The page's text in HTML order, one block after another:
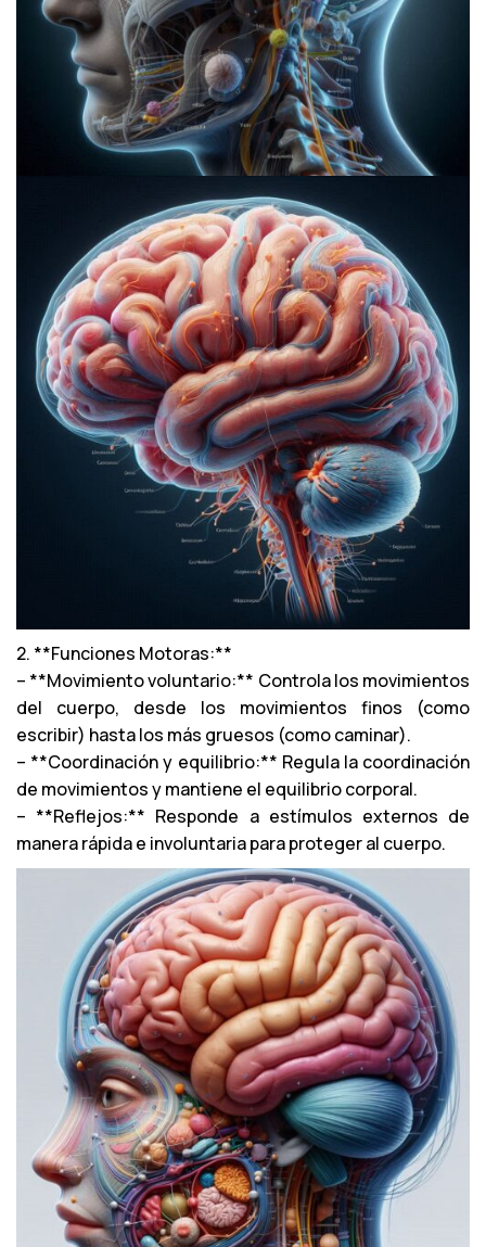
2. **Funciones Motoras:**
– **Movimiento voluntario:** Controla los movimientos
del cuerpo, desde los movimientos finos (como
escribir) hasta los más gruesos (como caminar).
– **Coordinación y equilibrio:** Regula la coordinación
de movimientos y mantiene el equilibrio corporal.
– **Reflejos:** Responde a estímulos externos de
manera rápida e involuntaria para proteger al cuerpo.